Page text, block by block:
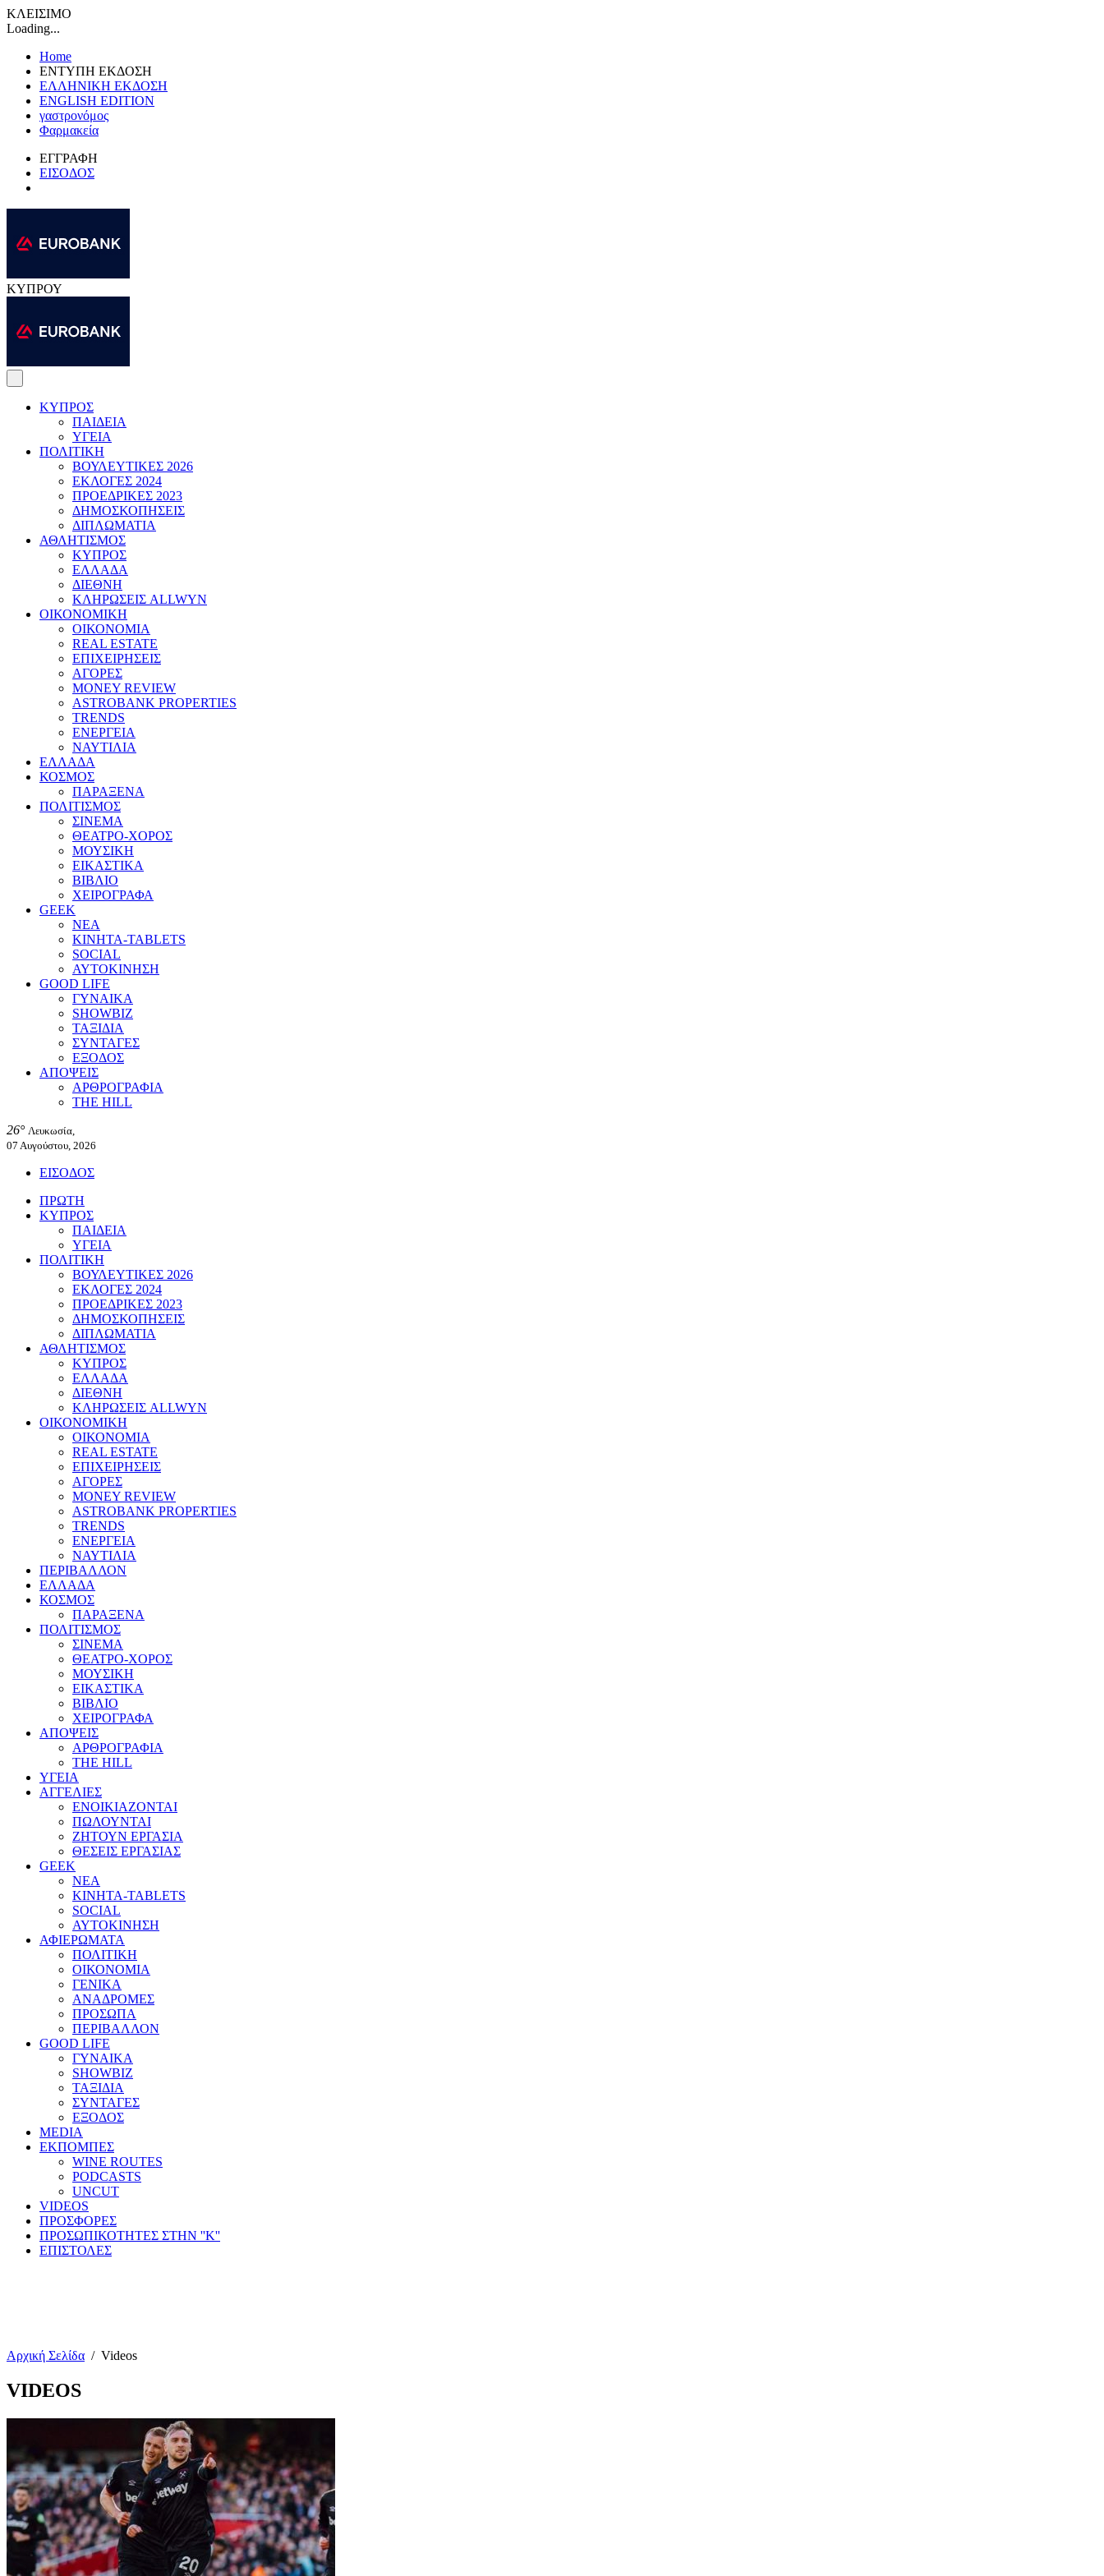
ΚΛΕΙΣΙΜΟ
Loading...
Home
ΕΝΤΥΠΗ ΕΚΔΟΣΗ
ΕΛΛΗΝΙΚΗ ΕΚΔΟΣΗ
ENGLISH EDITION
γαστρονόμος
Φαρμακεία
ΕΓΓΡΑΦΗ
ΕΙΣΟΔΟΣ
ΚΥΠΡΟΥ
ΚΥΠΡΟΣ
ΠΑΙΔΕΙΑ
ΥΓΕΙΑ
ΠΟΛΙΤΙΚΗ
ΒΟΥΛΕΥΤΙΚΕΣ 2026
ΕΚΛΟΓΕΣ 2024
ΠΡΟΕΔΡΙΚΕΣ 2023
ΔΗΜΟΣΚΟΠΗΣΕΙΣ
ΔΙΠΛΩΜΑΤΙΑ
ΑΘΛΗΤΙΣΜΟΣ
ΚΥΠΡΟΣ
ΕΛΛΑΔΑ
ΔΙΕΘΝΗ
ΚΛΗΡΩΣΕΙΣ ALLWYN
ΟΙΚΟΝΟΜΙΚΗ
ΟΙΚΟΝΟΜΙΑ
REAL ESTATE
ΕΠΙΧΕΙΡΗΣΕΙΣ
ΑΓΟΡΕΣ
MONEY REVIEW
ASTROBANK PROPERTIES
TRENDS
ΕΝΕΡΓΕΙΑ
ΝΑΥΤΙΛΙΑ
ΕΛΛΑΔΑ
ΚΟΣΜΟΣ
ΠΑΡΑΞΕΝΑ
ΠΟΛΙΤΙΣΜΟΣ
ΣΙΝΕΜΑ
ΘΕΑΤΡΟ-ΧΟΡΟΣ
ΜΟΥΣΙΚΗ
ΕΙΚΑΣΤΙΚΑ
ΒΙΒΛΙΟ
ΧΕΙΡΟΓΡΑΦΑ
GEEK
ΝΕΑ
ΚΙΝΗΤΑ-TABLETS
SOCIAL
ΑΥΤΟΚΙΝΗΣΗ
GOOD LIFE
ΓΥΝΑΙΚΑ
SHOWBIZ
ΤΑΞΙΔΙΑ
ΣΥΝΤΑΓΕΣ
ΕΞΟΔΟΣ
ΑΠΟΨΕΙΣ
ΑΡΘΡΟΓΡΑΦΙΑ
THE HILL
26° Λευκωσία,
07 Αυγούστου, 2026
ΕΙΣΟΔΟΣ
ΠΡΩΤΗ
ΚΥΠΡΟΣ
ΠΑΙΔΕΙΑ
ΥΓΕΙΑ
ΠΟΛΙΤΙΚΗ
ΒΟΥΛΕΥΤΙΚΕΣ 2026
ΕΚΛΟΓΕΣ 2024
ΠΡΟΕΔΡΙΚΕΣ 2023
ΔΗΜΟΣΚΟΠΗΣΕΙΣ
ΔΙΠΛΩΜΑΤΙΑ
ΑΘΛΗΤΙΣΜΟΣ
ΚΥΠΡΟΣ
ΕΛΛΑΔΑ
ΔΙΕΘΝΗ
ΚΛΗΡΩΣΕΙΣ ALLWYN
ΟΙΚΟΝΟΜΙΚΗ
ΟΙΚΟΝΟΜΙΑ
REAL ESTATE
ΕΠΙΧΕΙΡΗΣΕΙΣ
ΑΓΟΡΕΣ
MONEY REVIEW
ASTROBANK PROPERTIES
TRENDS
ΕΝΕΡΓΕΙΑ
ΝΑΥΤΙΛΙΑ
ΠΕΡΙΒΑΛΛΟΝ
ΕΛΛΑΔΑ
ΚΟΣΜΟΣ
ΠΑΡΑΞΕΝΑ
ΠΟΛΙΤΙΣΜΟΣ
ΣΙΝΕΜΑ
ΘΕΑΤΡΟ-ΧΟΡΟΣ
ΜΟΥΣΙΚΗ
ΕΙΚΑΣΤΙΚΑ
ΒΙΒΛΙΟ
ΧΕΙΡΟΓΡΑΦΑ
ΑΠΟΨΕΙΣ
ΑΡΘΡΟΓΡΑΦΙΑ
THE HILL
ΥΓΕΙΑ
ΑΓΓΕΛΙΕΣ
ΕΝΟΙΚΙΑΖΟΝΤΑΙ
ΠΩΛΟΥΝΤΑΙ
ΖΗΤΟΥΝ ΕΡΓΑΣΙΑ
ΘΕΣΕΙΣ ΕΡΓΑΣΙΑΣ
GEEK
ΝΕΑ
ΚΙΝΗΤΑ-TABLETS
SOCIAL
ΑΥΤΟΚΙΝΗΣΗ
ΑΦΙΕΡΩΜΑΤΑ
ΠΟΛΙΤΙΚΗ
ΟΙΚΟΝΟΜΙΑ
ΓΕΝΙΚΑ
ΑΝΑΔΡΟΜΕΣ
ΠΡΟΣΩΠΑ
ΠΕΡΙΒΑΛΛΟΝ
GOOD LIFE
ΓΥΝΑΙΚΑ
SHOWBIZ
ΤΑΞΙΔΙΑ
ΣΥΝΤΑΓΕΣ
ΕΞΟΔΟΣ
MEDIA
ΕΚΠΟΜΠΕΣ
WINE ROUTES
PODCASTS
UNCUT
VIDEOS
ΠΡΟΣΦΟΡΕΣ
ΠΡΟΣΩΠΙΚΟΤΗΤΕΣ ΣΤΗΝ ''Κ''
ΕΠΙΣΤΟΛΕΣ
Αρχική Σελίδα / Videos
VIDEOS